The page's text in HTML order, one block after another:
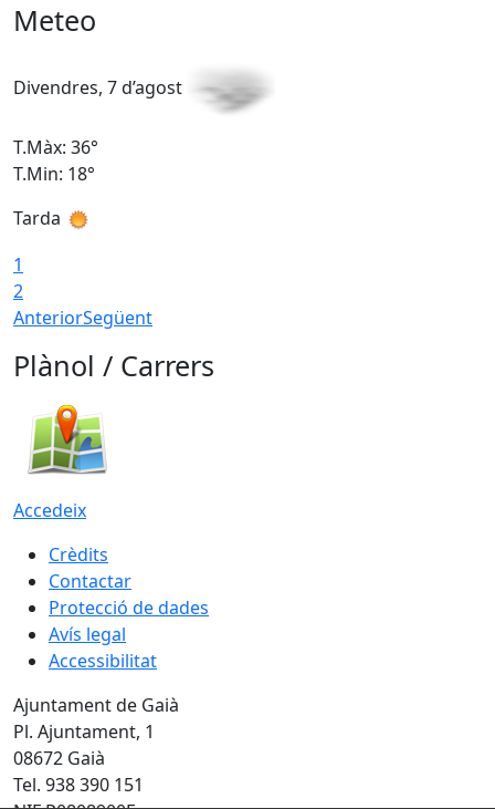
Meteo
Divendres, 7 d’agost
T.Màx: 36°
T.Min: 18°
Tarda
1
2
AnteriorSegüent
Plànol / Carrers
Accedeix
Crèdits
Contactar
Protecció de dades
Avís legal
Accessibilitat
Ajuntament de Gaià
Pl. Ajuntament, 1
08672 Gaià
Tel. 938 390 151